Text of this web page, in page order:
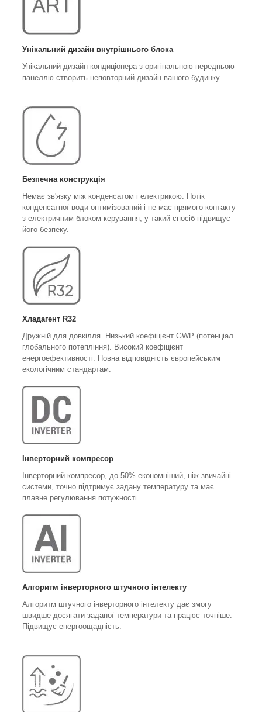
Унікальний дизайн внутрішнього блока
Унікальний дизайн кондиціонера з оригінальною передньою
панеллю створить неповторний дизайн вашого будинку.
Безпечна конструкція
Немає зв'язку між конденсатом і електрикою. Потік
конденсатної води оптимізований і не має прямого контакту
з електричним блоком керування, у такий спосіб підвищує
його безпеку.
Хладагент R32
Дружній для довкілля. Низький коефіцієнт GWP (потенціал
глобального потепління). Високий коефіцієнт
енергоефективності. Повна відповідність європейським
екологічним стандартам.
Інверторний компресор
Інверторний компресор, до 50% економніший, ніж звичайні
системи, точно підтримує задану температуру та має
плавне регулювання потужності.
Алгоритм інверторного штучного інтелекту
Алгоритм штучного інверторного інтелекту дає змогу
швидше досягати заданої температури та працює точніше.
Підвищує енергоощадність.